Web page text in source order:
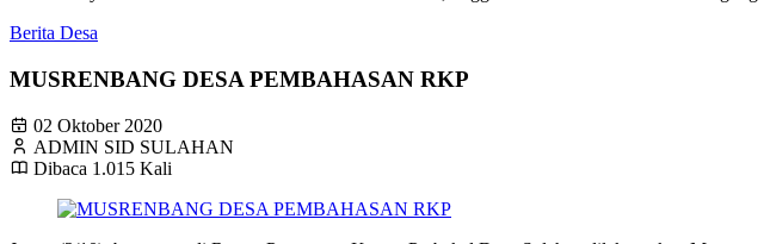
Berita Desa
MUSRENBANG DESA PEMBAHASAN RKP
02 Oktober 2020
ADMIN SID SULAHAN
Dibaca 1.015 Kali